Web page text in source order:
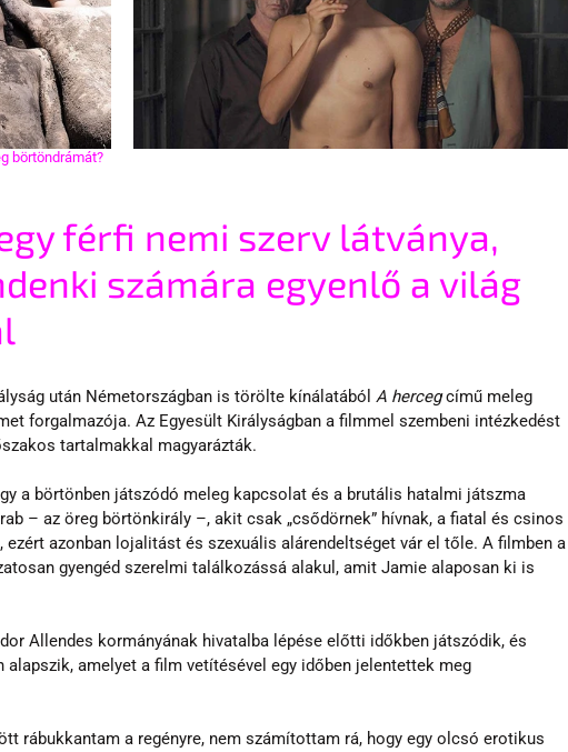
börtöndrámát?
férfi nemi szerv látványa,
számára egyenlő a világ
után Németországban is törölte kínálatából A herceg című meleg
forgalmazója. Az Egyesült Királyságban a filmmel szembeni intézkedést
tartalmakkal magyarázták.
a börtönben játszódó meleg kapcsolat és a brutális hatalmi játszma
– az öreg börtönkirály –, akit csak „csődörnek” hívnak, a fiatal és csinos
ezért azonban lojalitást és szexuális alárendeltséget vár el tőle. A filmben a
gyengéd szerelmi találkozássá alakul, amit Jamie alaposan ki is
Allendes kormányának hivatalba lépése előtti időkben játszódik, és
alapszik, amelyet a film vetítésével egy időben jelentettek meg
rábukkantam a regényre, nem számítottam rá, hogy egy olcsó erotikus